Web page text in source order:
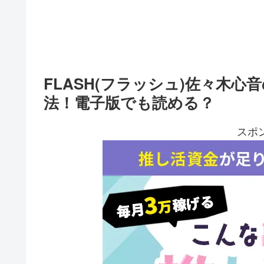
FLASH(フラッシュ)佐々木心
法！電子版でも読める？
スポ